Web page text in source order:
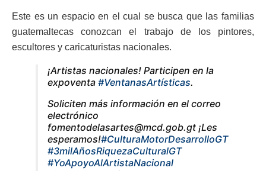
Este es un espacio en el cual se busca que las familias
guatemaltecas conozcan el trabajo de los pintores,
escultores y caricaturistas nacionales.
¡Artistas nacionales! Participen en la
expoventa #VentanasArtísticas.
Soliciten más información en el correo
electrónico
fomentodelasartes@mcd.gob.gt ¡Les
esperamos!#CulturaMotorDesarrolloGT
#3milAñosRiquezaCulturalGT
#YoApoyoAlArtistaNacional